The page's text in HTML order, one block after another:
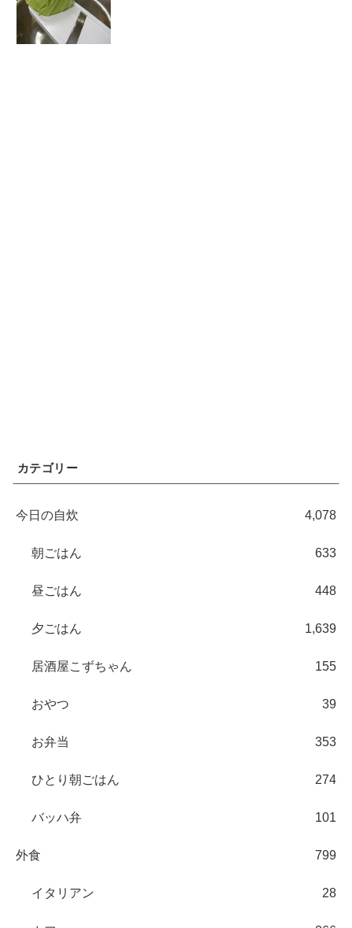
カテゴリー
今日の自炊 4,078
朝ごはん 633
昼ごはん 448
夕ごはん 1,639
居酒屋こずちゃん 155
おやつ 39
お弁当 353
ひとり朝ごはん 274
バッハ弁 101
外食 799
イタリアン 28